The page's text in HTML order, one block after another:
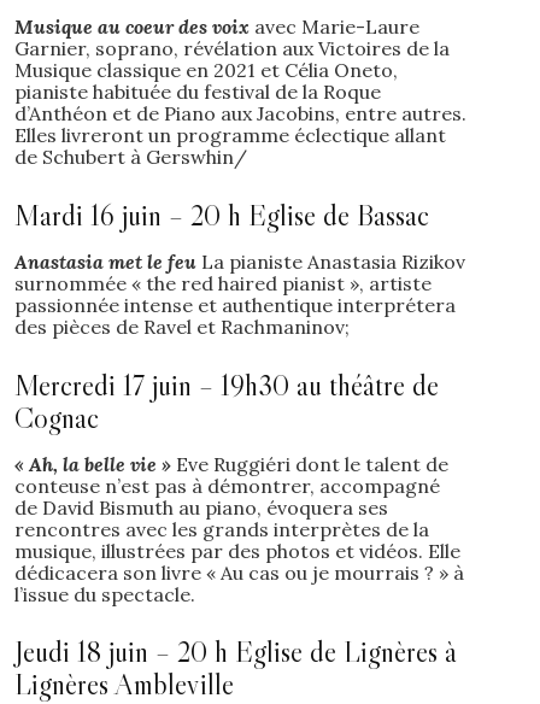
Musique au coeur des voix avec Marie-Laure
Garnier, soprano, révélation aux Victoires de la
Musique classique en 2021 et Célia Oneto,
pianiste habituée du festival de la Roque
d’Anthéon et de Piano aux Jacobins, entre autres.
Elles livreront un programme éclectique allant
de Schubert à Gerswhin/
Mardi 16 juin – 20 h Eglise de Bassac
Anastasia met le feu La pianiste Anastasia Rizikov
surnommée « the red haired pianist », artiste
passionnée intense et authentique interprétera
des pièces de Ravel et Rachmaninov;
Mercredi 17 juin – 19h30 au théâtre de
Cognac
« Ah, la belle vie » Eve Ruggiéri dont le talent de
conteuse n’est pas à démontrer, accompagné
de David Bismuth au piano, évoquera ses
rencontres avec les grands interprètes de la
musique, illustrées par des photos et vidéos. Elle
dédicacera son livre « Au cas ou je mourrais ? » à
l’issue du spectacle.
Jeudi 18 juin – 20 h Eglise de Lignères à
Lignères Ambleville